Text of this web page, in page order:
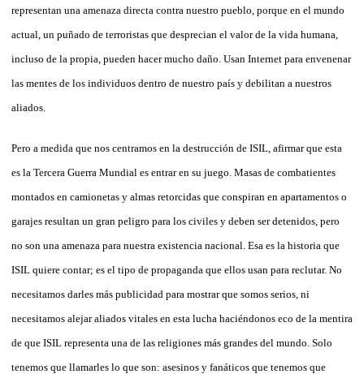
representan una amenaza directa contra nuestro pueblo, porque en el mundo
actual, un puñado de terroristas que desprecian el valor de la vida humana,
incluso de la propia, pueden hacer mucho daño. Usan Internet para envenenar
las mentes de los individuos dentro de nuestro país y debilitan a nuestros
aliados.
Pero a medida que nos centramos en la destrucción de ISIL, afirmar que esta
es la Tercera Guerra Mundial es entrar en su juego. Masas de combatientes
montados en camionetas y almas retorcidas que conspiran en apartamentos o
garajes resultan un gran peligro para los civiles y deben ser detenidos, pero
no son una amenaza para nuestra existencia nacional. Esa es la historia que
ISIL quiere contar; es el tipo de propaganda que ellos usan para reclutar. No
necesitamos darles más publicidad para mostrar que somos serios, ni
necesitamos alejar aliados vitales en esta lucha haciéndonos eco de la mentira
de que ISIL representa una de las religiones más grandes del mundo. Solo
tenemos que llamarles lo que son: asesinos y fanáticos que tenemos que